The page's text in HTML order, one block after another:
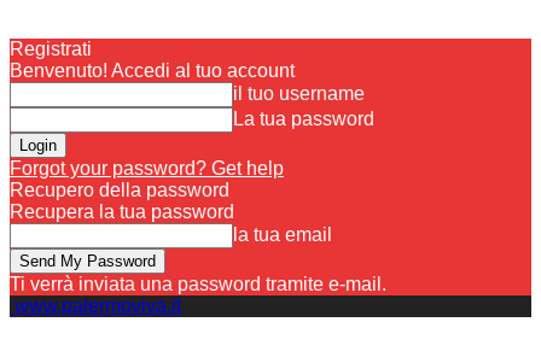
Registrati
Benvenuto! Accedi al tuo account
il tuo username
La tua password
Forgot your password? Get help
Recupero della password
Recupera la tua password
la tua email
Ti verrà inviata una password tramite e-mail.
www.palermoviva.it